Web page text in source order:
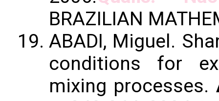
BRAZILIAN
ABADI, Miguel.
conditions for
mixing processes.